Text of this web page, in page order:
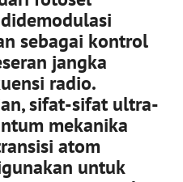
sebagai kontrol
jangka
radio.
sifat-sifat ultra-
mekanika
atom
untuk